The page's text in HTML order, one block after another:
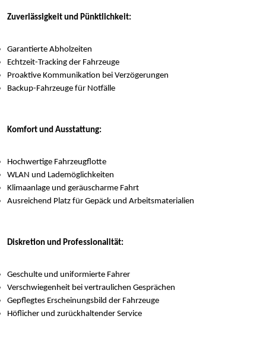
Zuverlässigkeit und Pünktlichkeit:
Garantierte Abholzeiten
Echtzeit-Tracking der Fahrzeuge
Proaktive Kommunikation bei Verzögerungen
Backup-Fahrzeuge für Notfälle
Komfort und Ausstattung:
Hochwertige Fahrzeugflotte
WLAN und Lademöglichkeiten
Klimaanlage und geräuscharme Fahrt
Ausreichend Platz für Gepäck und Arbeitsmaterialien
Diskretion und Professionalität:
Geschulte und uniformierte Fahrer
Verschwiegenheit bei vertraulichen Gesprächen
Gepflegtes Erscheinungsbild der Fahrzeuge
Höflicher und zurückhaltender Service